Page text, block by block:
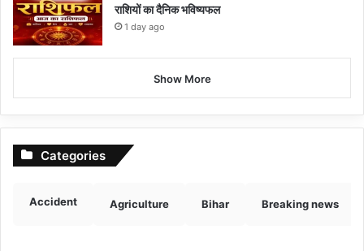
राशियों का दैनिक भविष्यफल
1 day ago
Show More
Categories
Accident Agriculture Bihar Breaking news